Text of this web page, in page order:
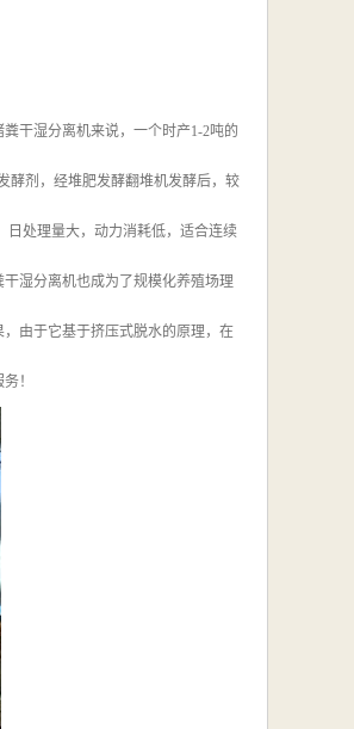
干湿分离机来说，一个时产1-2吨的
酵剂，经堆肥发酵翻堆机发酵后，较
日处理量大，动力消耗低，适合连续
湿分离机也成为了规模化养殖场理
由于它基于挤压式脱水的原理，在
！